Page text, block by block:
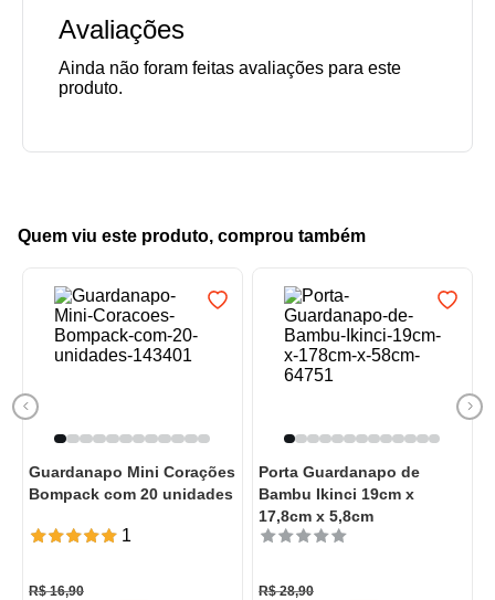
Avaliações
Quem viu este produto, comprou também
Guardanapo Mini Corações
Bompack com 20 unidades
1
R$ 16,90
Porta Guardanapo de
Bambu Ikinci 19cm x
17,8cm x 5,8cm
R$ 28,90